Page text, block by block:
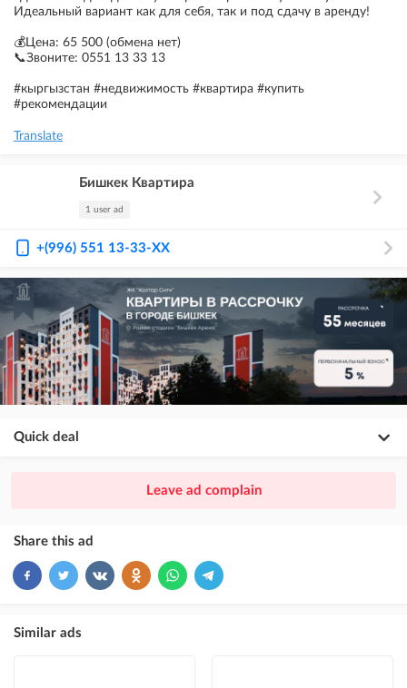
Идеальный вариант как для себя, так и под сдачу в аренду!
💰Цена: 65 500 (обмена нет)
📞Звоните: 0551 13 33 13
#кыргызстан #недвижимость #квартира #купить
#рекомендации
Translate
Бишкек Квартира
1 user ad
+(996) 551 13-33-XX
Quick deal
ad placement above VIP + paid promotion on Instagram
VIP
ad placement above free ads
Leave ad complain
Share this ad
Similar ads